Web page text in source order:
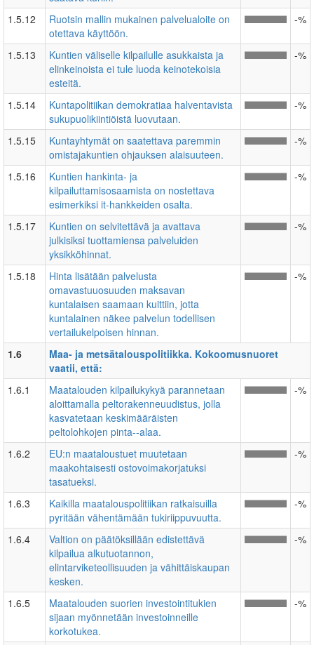
1.5.12
Ruotsin mallin mukainen palvelualoite on
otettava käyttöön.
-%
1.5.13
Kuntien väliselle kilpailulle asukkaista ja
elinkeinoista ei tule luoda keinotekoisia
esteitä.
-%
1.5.14
Kuntapolitiikan demokratiaa halventavista
sukupuolikiintiöistä luovutaan.
-%
1.5.15
Kuntayhtymät on saatettava paremmin
omistajakuntien ohjauksen alaisuuteen.
-%
1.5.16
Kuntien hankinta- ja
kilpailuttamisosaamista on nostettava
esimerkiksi it-hankkeiden osalta.
-%
1.5.17
Kuntien on selvitettävä ja avattava
julkisiksi tuottamiensa palveluiden
yksikköhinnat.
-%
1.5.18
Hinta lisätään palvelusta
omavastuuosuuden maksavan
kuntalaisen saamaan kuittiin, jotta
kuntalainen näkee palvelun todellisen
vertailukelpoisen hinnan.
-%
1.6
Maa- ja metsätalouspolitiikka. Kokoomusnuoret
vaatii, että:
1.6.1
Maatalouden kilpailukykyä parannetaan
aloittamalla peltorakenneuudistus, jolla
kasvatetaan keskimääräisten
peltolohkojen pinta-­‐alaa.
-%
1.6.2
EU:n maataloustuet muutetaan
maakohtaisesti ostovoimakorjatuksi
tasatueksi.
-%
1.6.3
Kaikilla maatalouspolitiikan ratkaisuilla
pyritään vähentämään tukiriippuvuutta.
-%
1.6.4
Valtion on päätöksillään edistettävä
kilpailua alkutuotannon,
elintarviketeollisuuden ja vähittäiskaupan
kesken.
-%
1.6.5
Maatalouden suorien investointitukien
sijaan myönnetään investoinneille
korkotukea.
-%